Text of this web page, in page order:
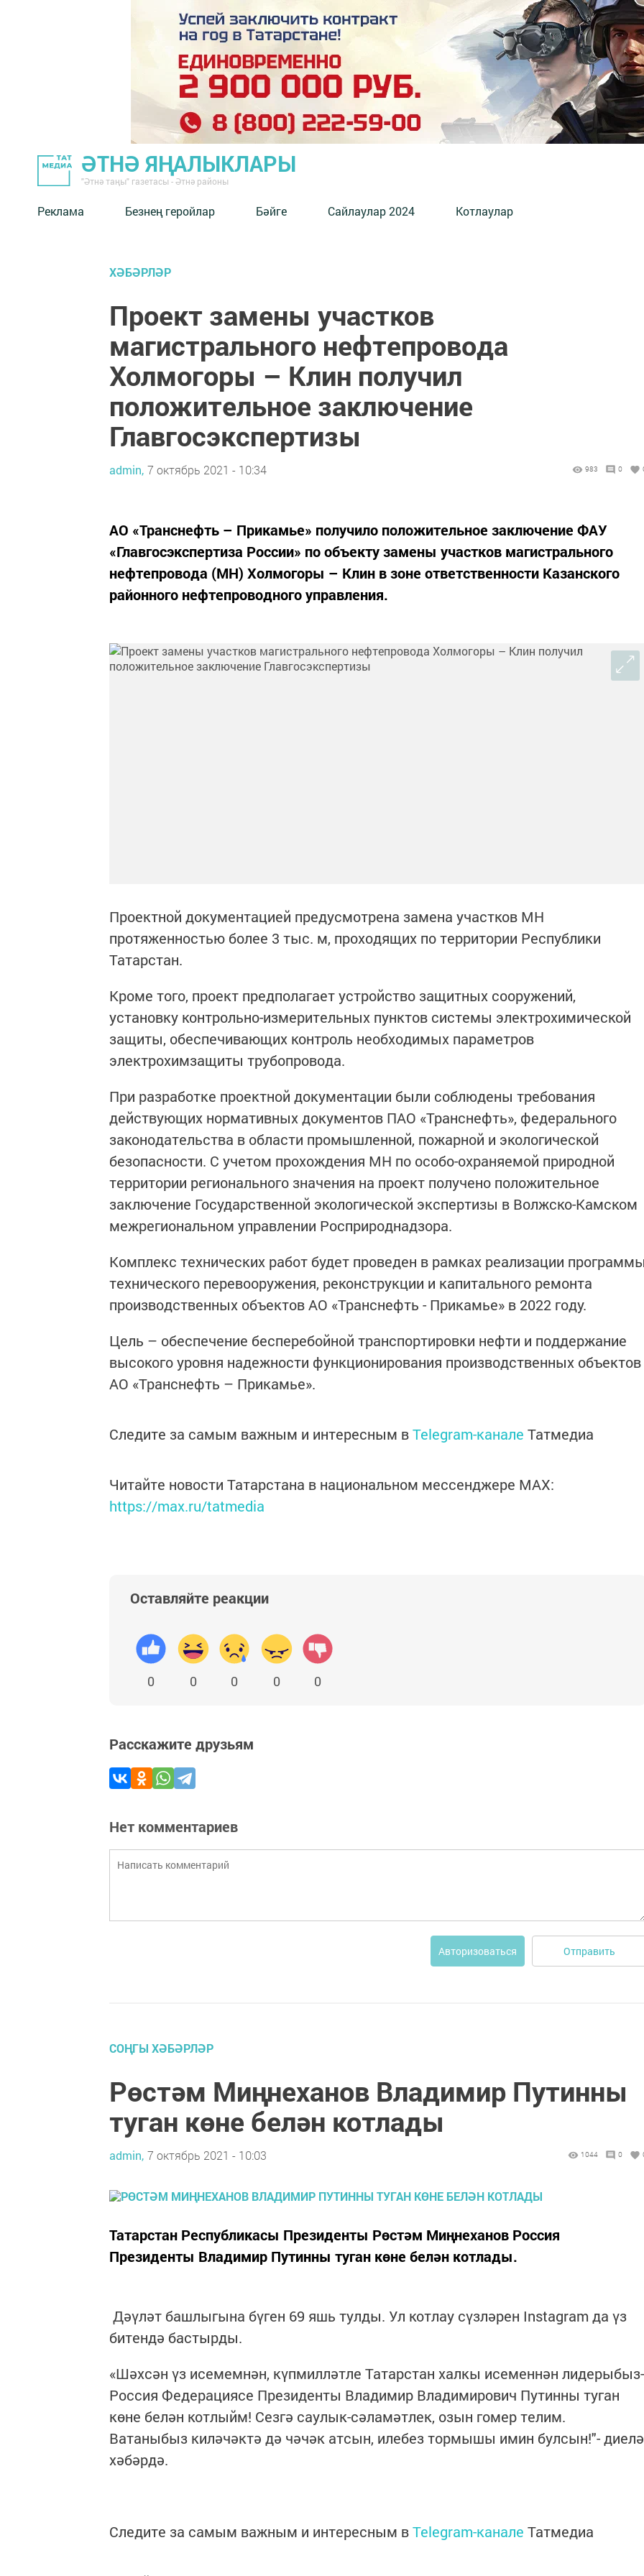
ӘТНӘ ЯҢАЛЫКЛАРЫ
"Әтнә таңы" газетасы - Әтнә районы
Реклама Безнең геройлар Бәйге Сайлаулар 2024 Котлаулар
ХӘБӘРЛӘР
Проект замены участков
магистрального нефтепровода
Холмогоры – Клин получил
положительное заключение
Главгосэкспертизы
admin, 7 октябрь 2021 - 10:34 983 0
АО «Транснефть – Прикамье» получило положительное заключение ФАУ
«Главгосэкспертиза России» по объекту замены участков магистрального
нефтепровода (МН) Холмогоры – Клин в зоне ответственности Казанского
районного нефтепроводного управления.
Проектной документацией предусмотрена замена участков МН
протяженностью более 3 тыс. м, проходящих по территории Республики
Татарстан.
Кроме того, проект предполагает устройство защитных сооружений,
установку контрольно-измерительных пунктов системы электрохимической
защиты, обеспечивающих контроль необходимых параметров
электрохимзащиты трубопровода.
При разработке проектной документации были соблюдены требования
действующих нормативных документов ПАО «Транснефть», федерального
законодательства в области промышленной, пожарной и экологической
безопасности. С учетом прохождения МН по особо-охраняемой природной
территории регионального значения на проект получено положительное
заключение Государственной экологической экспертизы в Волжско-Камском
межрегиональном управлении Росприроднадзора.
Комплекс технических работ будет проведен в рамках реализации
технического перевооружения, реконструкции и капитального ремонта
производственных объектов АО «Транснефть - Прикамье» в 2022 году.
Цель – обеспечение бесперебойной транспортировки нефти и поддержание
высокого уровня надежности функционирования производственных объектов
АО «Транснефть – Прикамье».
Следите за самым важным и интересным вTelegram-канале Татмедиа
Читайте новости Татарстана в национальном мессенджере MАХ:
https://max.ru/tatmedia
Оставляйте реакции
0 0 0 0 0
Расскажите друзьям
Нет комментариев
Авторизоваться Отправить
СОҢГЫ ХӘБӘРЛӘР
Рөстәм Миңнеханов Владимир Путинны
туган көне белән котлады
admin, 7 октябрь 2021 - 10:03 1044 0
Татарстан Республикасы Президенты Рөстәм Миңнеханов Россия
Президенты Владимир Путинны туган көне белән котлады.
Дәүләт башлыгына бүген 69 яшь тулды. Ул котлау сүзләрен Instagram да үз
битендә бастырды.
«Шәхсән үз исемемнән, күпмилләтле Татарстан халкы исеменнән лидерыбыз-
Россия Федерациясе Президенты Владимир Владимирович Путинны туган
көне белән котлыйм! Сезгә саулык-сәламәтлек, озын гомер телим.
Ватаныбыз киләчәктә дә чәчәк атсын, илебез тормышы имин булсын!"- диелә
хәбәрдә.
Следите за самым важным и интересным вTelegram-канале Татмедиа